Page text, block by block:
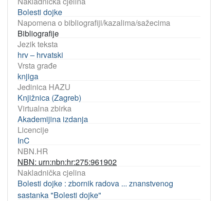
Bolesti dojke
Napomena o bibliografiji/kazalima/sažecima
Bibliografije
Jezik teksta
hrv – hrvatski
Vrsta građe
knjiga
Jedinica HAZU
Knjižnica (Zagreb)
Virtualna zbirka
Akademijina izdanja
Licencije
InC
NBN.HR
NBN: urn:nbn:hr:275:961902
Nakladnička cjelina
Bolesti dojke : zbornik radova ... znanstvenog
sastanka "Bolesti dojke"